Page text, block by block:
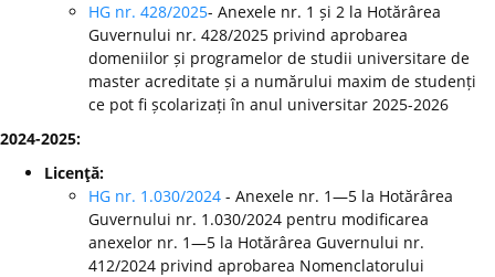
HG nr. 428/2025- Anexele nr. 1 și 2 la Hotărârea
Guvernului nr. 428/2025 privind aprobarea
domeniilor și programelor de studii universitare de
master acreditate și a numărului maxim de studenți
ce pot fi școlarizați în anul universitar 2025-2026
2024-2025:
Licenţă:
HG nr. 1.030/2024 - Anexele nr. 1—5 la Hotărârea
Guvernului nr. 1.030/2024 pentru modificarea
anexelor nr. 1—5 la Hotărârea Guvernului nr.
412/2024 privind aprobarea Nomenclatorului